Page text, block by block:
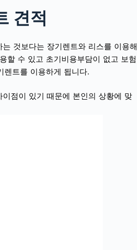
견적
것보다는 장기렌트와 리스를 이용해
할 수 있고 초기비용부담이 없고 보험
렌트를 이용하게 됩니다.
점이 있기 때문에 본인의 상황에 맞